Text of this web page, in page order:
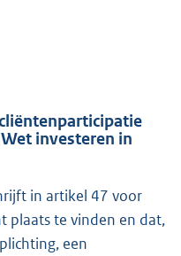
investeren in
in artikel 47 voor
plaats te vinden en dat,
een